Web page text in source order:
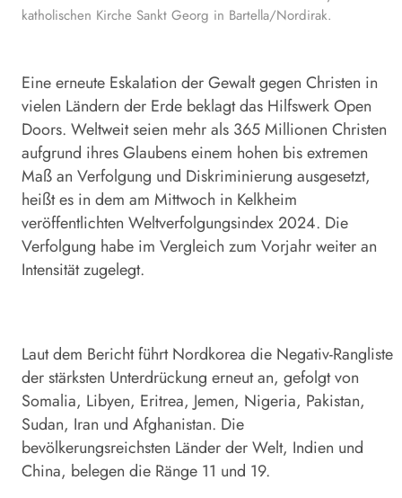
katholischen Kirche Sankt Georg in Bartella/Nordirak.
Eine erneute Eskalation der Gewalt gegen Christen in
vielen Ländern der Erde beklagt das Hilfswerk Open
Doors. Weltweit seien mehr als 365 Millionen Christen
aufgrund ihres Glaubens einem hohen bis extremen
Maß an Verfolgung und Diskriminierung ausgesetzt,
heißt es in dem am Mittwoch in Kelkheim
veröffentlichten Weltverfolgungsindex 2024. Die
Verfolgung habe im Vergleich zum Vorjahr weiter an
Intensität zugelegt.
Laut dem Bericht führt Nordkorea die Negativ-Rangliste
der stärksten Unterdrückung erneut an, gefolgt von
Somalia, Libyen, Eritrea, Jemen, Nigeria, Pakistan,
Sudan, Iran und Afghanistan. Die
bevölkerungsreichsten Länder der Welt, Indien und
China, belegen die Ränge 11 und 19.